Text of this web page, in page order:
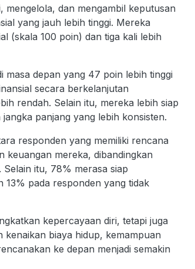
mengelola, dan mengambil keputusan
yang jauh lebih tinggi. Mereka
(skala 100 poin) dan tiga kali lebih
masa depan yang 47 poin lebih tinggi
secara berkelanjutan
rendah. Selain itu, mereka lebih siap
panjang yang lebih konsisten.
responden yang memiliki rencana
keuangan mereka, dibandingkan
itu, 78% merasa siap
13% pada responden yang tidak
kepercayaan diri, tetapi juga
biaya hidup, kemampuan
ke depan menjadi semakin